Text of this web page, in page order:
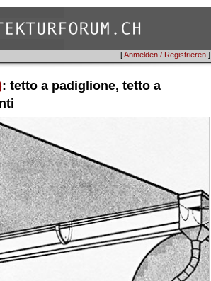
[Anmelden / Registrieren ]
: tetto a padiglione, tetto a